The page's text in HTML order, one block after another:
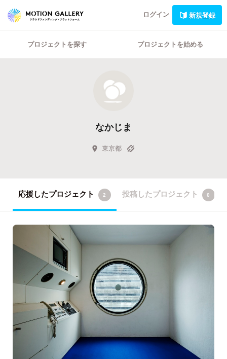
ログイン 新規登録
プロジェクトを探す プロジェクトを始める
なかじま
東京都
応援したプロジェクト 2 投稿したプロジェクト 0